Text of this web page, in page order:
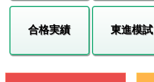
合格実績 東進模試